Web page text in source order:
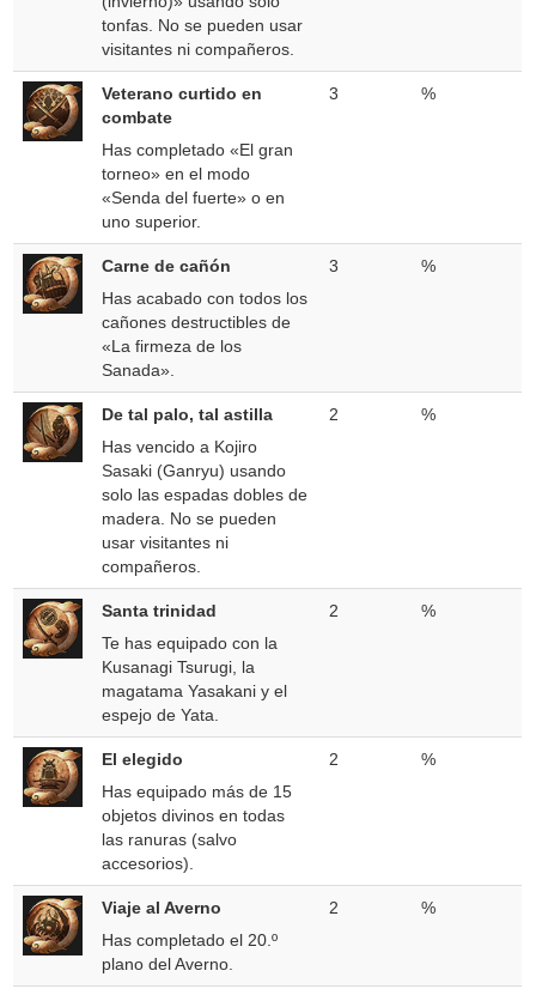
tonfas. No se pueden usar
visitantes ni compañeros.
Veterano curtido en
combate
Has completado «El gran
torneo» en el modo
«Senda del fuerte» o en
uno superior.
3 %
Carne de cañón
Has acabado con todos los
cañones destructibles de
«La firmeza de los
Sanada».
3 %
De tal palo, tal astilla
Has vencido a Kojiro
Sasaki (Ganryu) usando
solo las espadas dobles de
madera. No se pueden
usar visitantes ni
compañeros.
2 %
Santa trinidad
Te has equipado con la
Kusanagi Tsurugi, la
magatama Yasakani y el
espejo de Yata.
2 %
El elegido
Has equipado más de 15
objetos divinos en todas
las ranuras (salvo
accesorios).
2 %
Viaje al Averno
Has completado el 20.º
plano del Averno.
2 %